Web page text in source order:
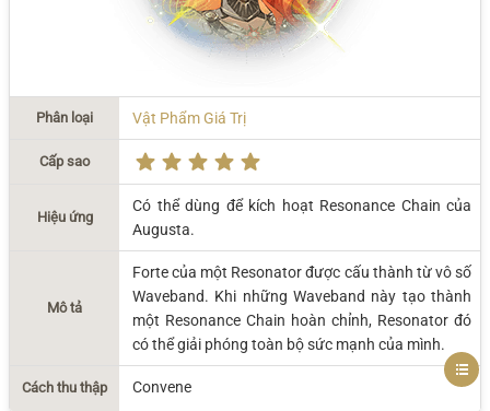
Phân loại Vật Phẩm Giá Trị
Cấp sao
Hiệu ứng
Có thể dùng để kích hoạt Resonance Chain của
Augusta.
Mô tả
Forte của một Resonator được cấu thành từ vô số
Waveband. Khi những Waveband này tạo thành
một Resonance Chain hoàn chỉnh, Resonator đó
có thể giải phóng toàn bộ sức mạnh của mình.
Cách thu thập Convene